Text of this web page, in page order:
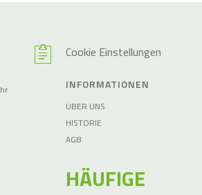
Cookie Einstellungen
INFORMATIONEN
ÜBER UNS
HISTORIE
AGB
HÄUFIGE